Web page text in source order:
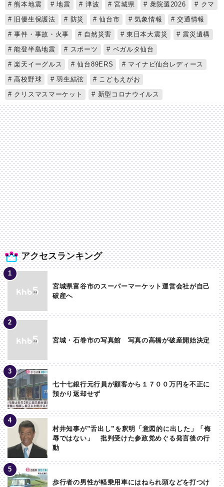
アクセスランキング
宮城県富谷市のスーパーマーケット運営会社が自己
破産へ
宮城・石巻市の写真館 写真の高橋が破産開始決定
七十七銀行元行員が顧客から１７００万円を不正に
預かり返却せず
村井知事が”舌出し”を釈明「意図的に出した」「侮
辱ではない」 批判受けた参政党めぐる発言後の行
動
歩行者の男性が軽乗用車にはねられ頭などを打つけ
熊本地震 地震 津波 宮城県 衆院選2026
クマ
旧優生保護法
防災 仙台市 気象情報
交通情報
事件・事故・火事
自然災害 東日本大震災
震災遺構
能登半島地震
スポーツ
ベガルタ仙台
楽天イーグルス
仙台89ERS
マイナビ仙台レディース
高校野球
羽生結弦
こどもえがお
クリスマスマーケット
新型コロナウイルス